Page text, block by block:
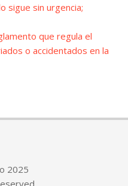
sigue sin urgencia;
que regula el
o accidentados en la
2025